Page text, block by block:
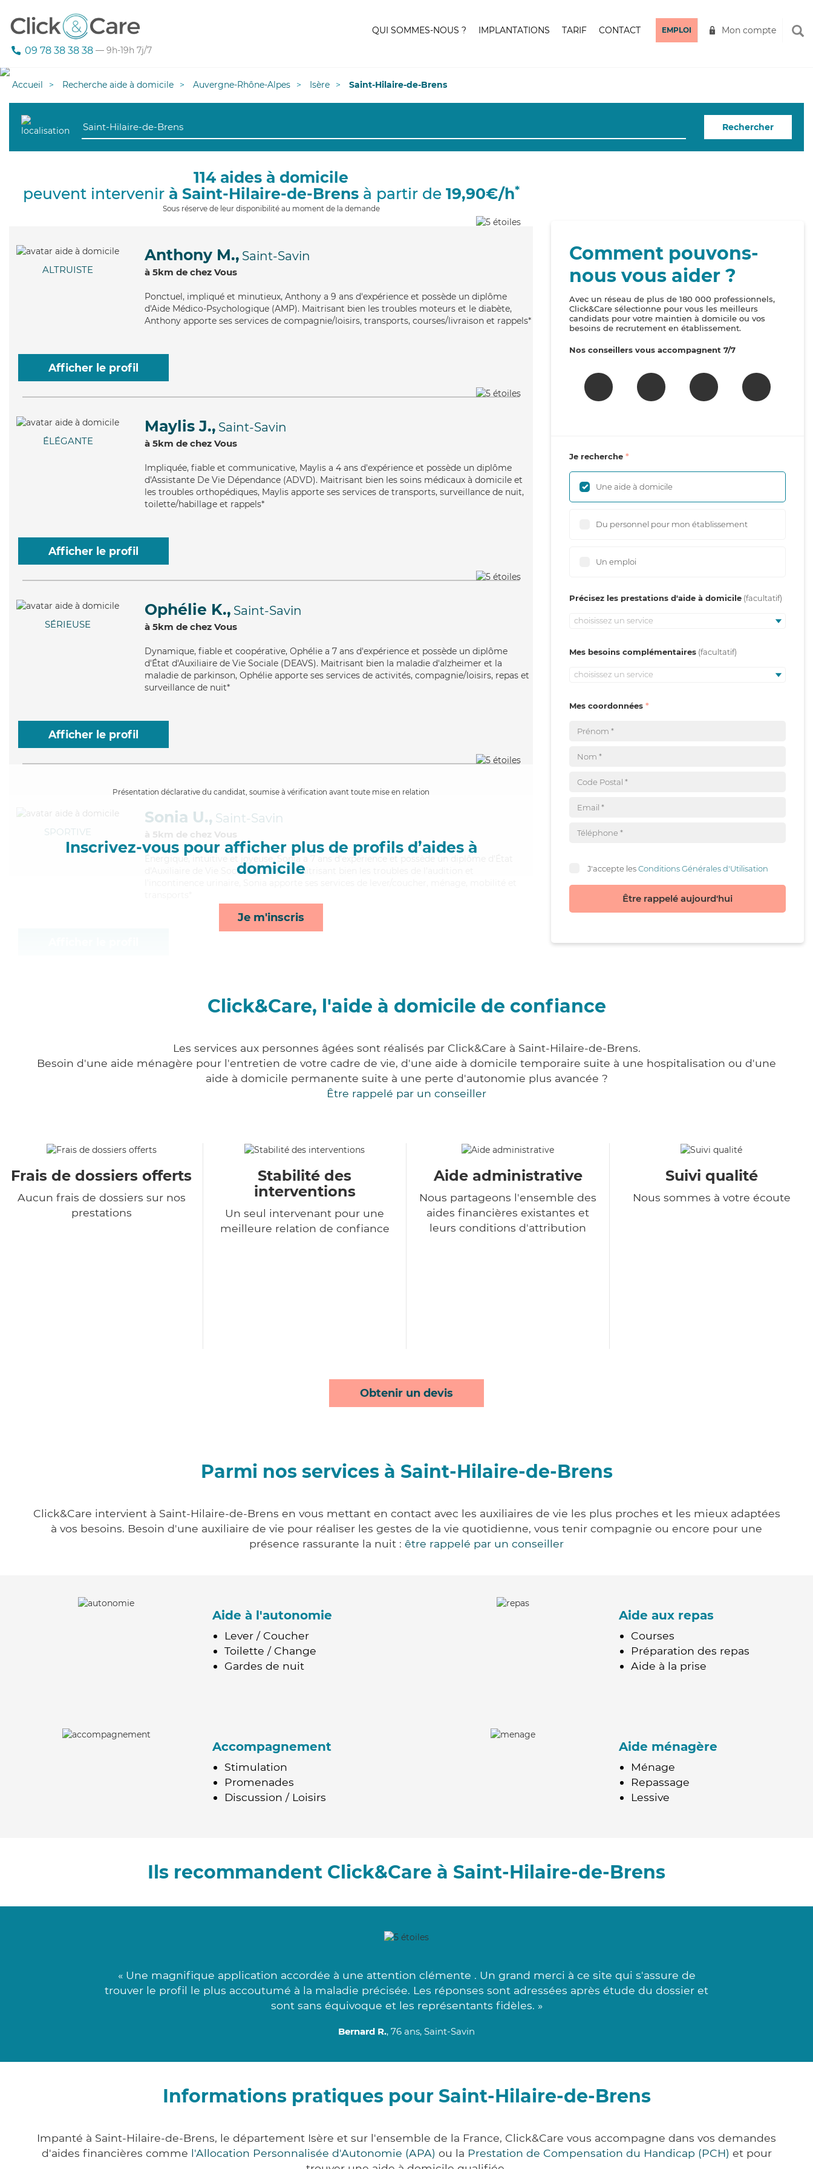
09 78 38 38 38 — 9h-19h 7j/7
QUI SOMMES-NOUS ? IMPLANTATIONS TARIF CONTACT EMPLOI Mon compte
Accueil Recherche aide à domicile Auvergne-Rhône-Alpes Isère Saint-Hilaire-de-Brens
Rechercher
114 aides à domicile
peuvent intervenir à Saint-Hilaire-de-Brensà partir de 19,90€/h*
Sous réserve de leur disponibilité au moment de la demande
ALTRUISTE
Anthony M., Saint-Savin
à 5km de chez Vous
Ponctuel, impliqué et minutieux, Anthony a 9 ans d'expérience et possède un diplôme
d'Aide Médico-Psychologique (AMP). Maitrisant bien les troubles moteurs et le diabète,
Anthony apporte ses services de compagnie/loisirs, transports, courses/livraison et rappels*
Afficher le profil
ÉLÉGANTE
Maylis J., Saint-Savin
à 5km de chez Vous
Impliquée, fiable et communicative, Maylis a 4 ans d'expérience et possède un diplôme
d'Assistante De Vie Dépendance (ADVD). Maitrisant bien les soins médicaux à domicile et
les troubles orthopédiques, Maylis apporte ses services de transports, surveillance de nuit,
toilette/habillage et rappels*
Afficher le profil
SÉRIEUSE
Ophélie K., Saint-Savin
à 5km de chez Vous
Dynamique, fiable et coopérative, Ophélie a 7 ans d'expérience et possède un diplôme
d'État d'Auxiliaire de Vie Sociale (DEAVS). Maitrisant bien la maladie d'alzheimer et la
maladie de parkinson, Ophélie apporte ses services de activités, compagnie/loisirs, repas et
surveillance de nuit*
Afficher le profil
Présentation déclarative du candidat, soumise à vérification avant toute mise en relation
Inscrivez-vous pour afficher plus de profils d’aides à
domicile
Je m'inscris
SPORTIVE
Sonia U., Saint-Savin
à 5km de chez Vous
Énergique
, intuitive et joyeuse, Sonia a 7 ans d'expérience et possède un diplôme d'État
d'Auxiliaire de Vie Sociale (DEAVS). Maitrisant bien les troubles de l'audition et
Comment pouvons-
nous vous aider ?
Avec un réseau de plus de 180 000 professionnels,
Click&Care sélectionne pour vous les meilleurs
candidats pour votre maintien à domicile ou vos
besoins de recrutement en établissement.
Nos conseillers vous accompagnent 7/7
Je recherche
Une aide à domicile
Du personnel pour mon établissement
Un emploi
Précisez les prestations d'aide à domicile
choisissez un service
Mes besoins complémentaires
choisissez un service
Mes coordonnées
J'accepte lesConditions Générales d'Utilisation
Être rappelé aujourd'hui
Click&Care, l'aide à domicile de confiance
Les services aux personnes âgées sont réalisés par Click&Care à Saint-Hilaire-de-Brens.
Besoin d'une aide ménagère pour l'entretien de votre cadre de vie, d'une aide à domicile temporaire suite à une hospitalisation ou d'une
aide à domicile permanente suite à une perte d'autonomie plus avancée ?
Être rappelé par un conseiller
Frais de dossiers offerts
Aucun frais de dossiers sur nos
prestations
Stabilité des
interventions
Un seul intervenant pour une
meilleure relation de confiance
Aide administrative
Nous partageons l'ensemble des
aides financières existantes et
leurs conditions d'attribution
Suivi qualité
Nous sommes à votre écoute
Obtenir un devis
Parmi nos services à Saint-Hilaire-de-Brens
Click&Care intervient à Saint-Hilaire-de-Brens en vous mettant en contact avec les auxiliaires de vie les plus proches et les mieux adaptées
à vos besoins. Besoin d'une auxiliaire de vie pour réaliser les gestes de la vie quotidienne, vous tenir compagnie ou encore pour une
présence rassurante la nuit : être rappelé par un conseiller
Aide à l'autonomie
Lever / Coucher
Toilette / Change
Gardes de nuit
Aide aux repas
Courses
Préparation des repas
Aide à la prise
Accompagnement
Stimulation
Promenades
Discussion / Loisirs
Aide ménagère
Ménage
Repassage
Lessive
Ils recommandent Click&Care à Saint-Hilaire-de-Brens
« Une magnifique application accordée à une attention clémente . Un grand merci à ce site qui s'assure de
trouver le profil le plus accoutumé à la maladie précisée. Les réponses sont adressées après étude du dossier et
sont sans équivoque et les représentants fidèles. »
Bernard R., 76 ans, Saint-Savin
Informations pratiques pour Saint-Hilaire-de-Brens
Impanté à Saint-Hilaire-de-Brens, le département Isère et sur l'ensemble de la France, Click&Care vous accompagne dans vos demandes
d'aides financières comme l'Allocation Personnalisée d'Autonomie (APA) ou la Prestation de Compensation du Handicap (PCH) et pour